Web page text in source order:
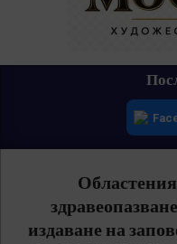
издаване на